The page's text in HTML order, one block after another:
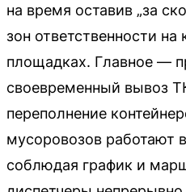
на время оставив „за
зон ответственности на
площадках. Главное —
своевременный вывоз
переполнение
мусоровозов работают
соблюдая график и